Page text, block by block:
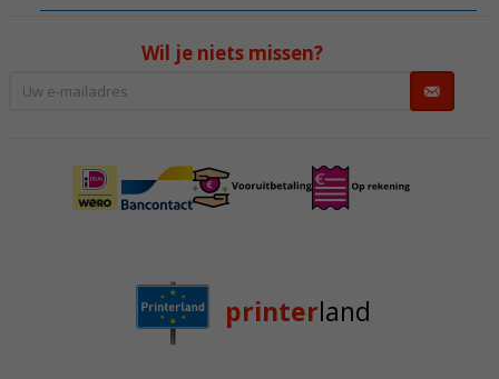
Wil je niets missen?
printerland